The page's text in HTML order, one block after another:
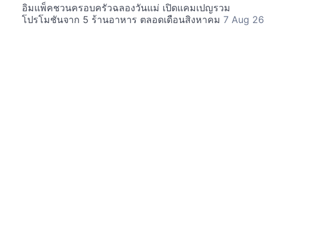
อิมแพ็คชวนครอบครัวฉลองวันแม่ เปิดแคมเปญรวม
โปรโมชันจาก 5 ร้านอาหาร ตลอดเดือนสิงหาคม 7 Aug 26